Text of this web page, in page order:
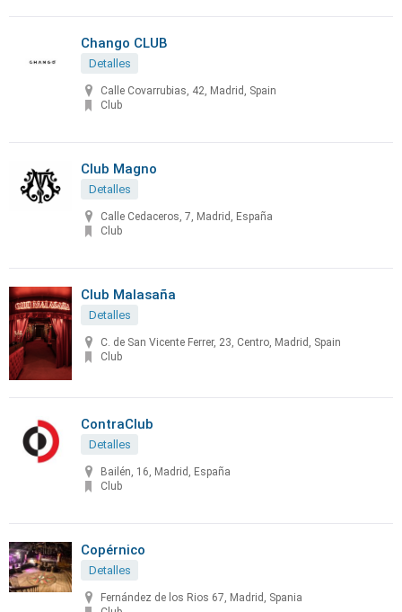
Chango CLUB
Detalles
Calle Covarrubias, 42, Madrid, Spain
Club
Club Magno
Detalles
Calle Cedaceros, 7, Madrid, España
Club
Club Malasaña
Detalles
C. de San Vicente Ferrer, 23, Centro, Madrid, Spain
Club
ContraClub
Detalles
Bailén, 16, Madrid, España
Club
Copérnico
Detalles
Fernández de los Rios 67, Madrid, Spania